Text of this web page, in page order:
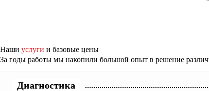
Наши услуги и базовые цены
За годы работы мы накопили большой опыт в решение
Диагностика